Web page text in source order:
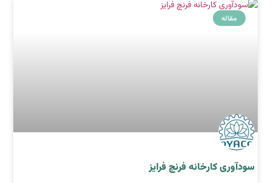
مقاله
سودآوری کارخانه فرنچ فرایز